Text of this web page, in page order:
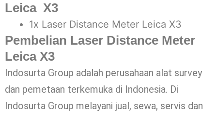
Leica X3
1x Laser Distance Meter Leica X3
Pembelian Laser Distance Meter
Leica X3
Indosurta Group adalah perusahaan alat survey
dan pemetaan terkemuka di Indonesia. Di
Indosurta Group melayani jual, sewa, servis dan